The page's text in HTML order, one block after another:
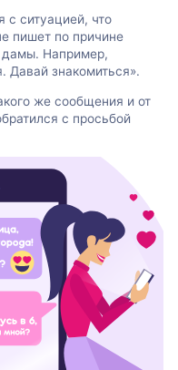
с ситуацией, что
пишет по причине
дамы. Например,
Давай знакомиться».
же сообщения и от
с просьбой